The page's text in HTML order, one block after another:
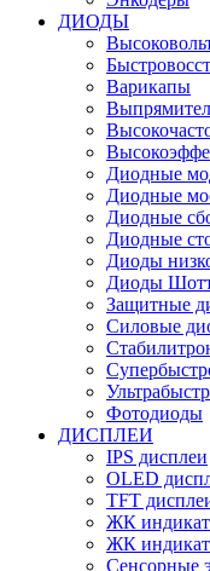
ДИОДЫ
Варикапы
Диодные
Диодные
Диодные
Диодные
Диоды
Диоды
Защитные
Силовые
Фотодиоды
ДИСПЛЕИ
IPS дисплеи
OLED
TFT
ЖК
ЖК
Сенсорные